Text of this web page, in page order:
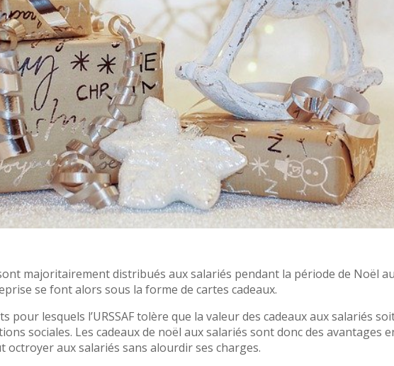
majoritairement distribués aux salariés pendant la période de Noël
se font alors sous la forme de cartes cadeaux.
pour lesquels l’URSSAF tolère que la valeur des cadeaux aux salariés
sociales. Les cadeaux de noël aux salariés sont donc des avantages
octroyer aux salariés sans alourdir ses charges.